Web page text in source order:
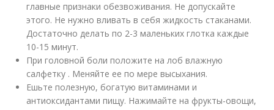
главные признаки обезвоживания. Не допускайте
этого. Не нужно вливать в себя жидкость стаканами.
Достаточно делать по 2-3 маленьких глотка каждые
10-15 минут.
При головной боли положите на лоб влажную
салфетку . Меняйте ее по мере высыхания.
Ешьте полезную, богатую витаминами и
антиоксидантами пищу. Нажимайте на фрукты-овощи,